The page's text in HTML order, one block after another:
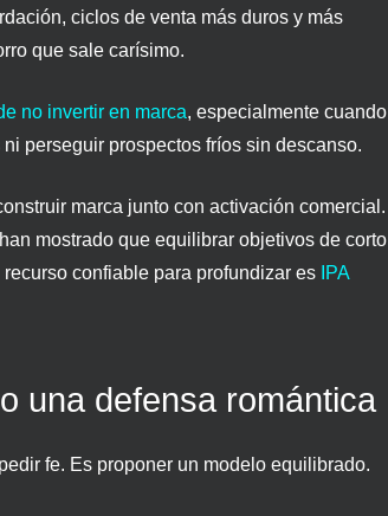
ciclos de venta más duros y más
que sale carísimo.
no invertir en marca, especialmente cuando
perseguir prospectos fríos sin descanso.
marca junto con activación comercial.
mostrado que equilibrar objetivos de corto
confiable para profundizar es IPA
una defensa romántica
fe. Es proponer un modelo equilibrado.